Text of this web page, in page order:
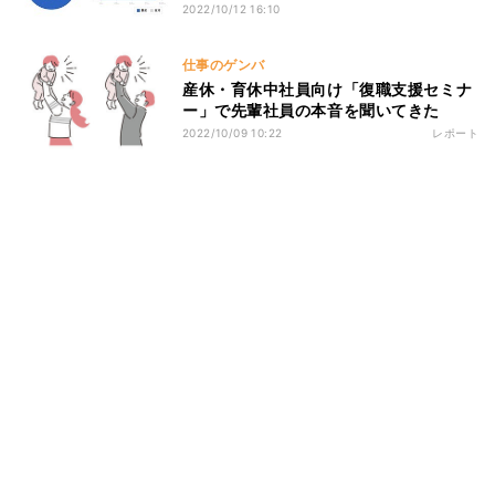
2022/10/12 16:10
仕事のゲンバ
産休・育休中社員向け「復職支援セミナ
ー」で先輩社員の本音を聞いてきた
2022/10/09 10:22 レポート